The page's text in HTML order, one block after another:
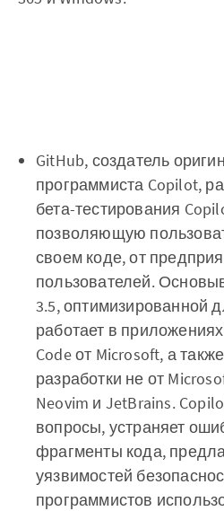
GitHub, создатель
программиста Copilot,
бета-тестирования
позволяющую
своем коде, от
пользователей.
3.5, оптимизированной
работает в
Code от Microsoft, а
разработки не от
Neovim и JetBrains.
вопросы, устраняет
фрагменты кода,
уязвимостей
программистов